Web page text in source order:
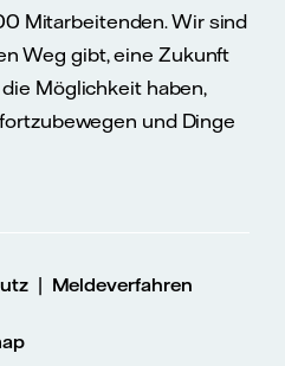
Mitarbeitenden. Wir sind
Weg gibt, eine Zukunft
Möglichkeit haben,
und Dinge
| Meldeverfahren